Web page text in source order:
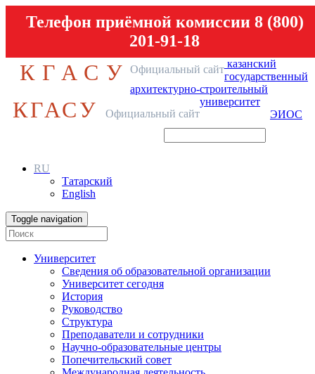
Телефон приёмной комиссии 8 (800)
201-91-18
КГАСУ Официальный сайт казанский
государственный
архитектурно-строительный
университет
КГАСУ Официальный сайт ЭИОС
RU
Татарский
English
Toggle navigation
Университет
Сведения об образовательной организации
Университет сегодня
История
Руководство
Структура
Преподаватели и сотрудники
Научно-образовательные центры
Попечительский совет